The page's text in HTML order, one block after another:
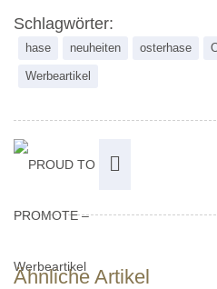
Schlagwörter:
hase neuheiten osterhase
Werbeartikel
Ähnliche Artikel